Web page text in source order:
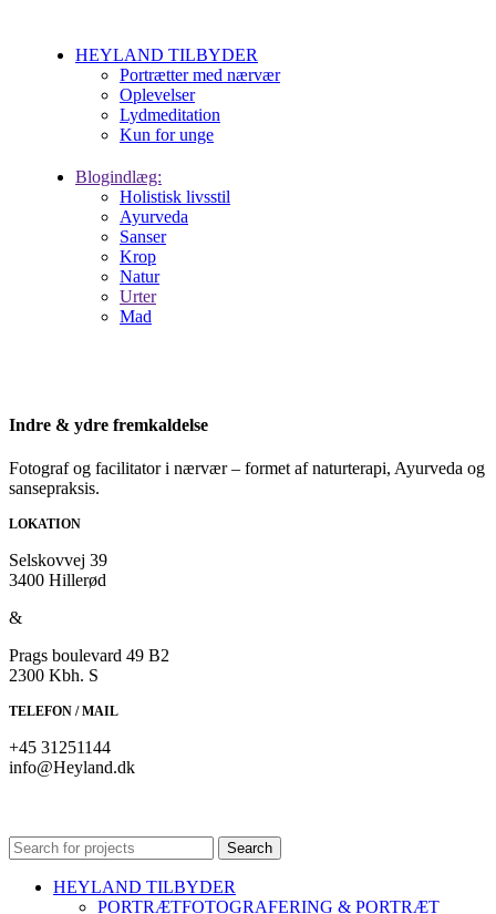
HEYLAND TILBYDER
Portrætter med nærvær
Oplevelser
Lydmeditation
Kun for unge
Blogindlæg:
Holistisk livsstil
Ayurveda
Sanser
Krop
Natur
Urter
Mad
Indre & ydre fremkaldelse
Fotograf og facilitator i nærvær – formet af naturterapi, Ayurveda og
sansepraksis.
LOKATION
Selskovvej 39
3400 Hillerød
&
Prags boulevard 49 B2
2300 Kbh. S
TELEFON / MAIL
+45 31251144
info@Heyland.dk
Search
HEYLAND TILBYDER
PORTRÆTFOTOGRAFERING & PORTRÆT